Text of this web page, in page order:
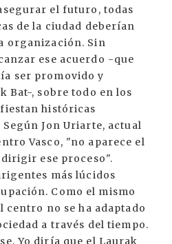
el futuro, todas
de la ciudad deberían
organización. Sin
ese acuerdo -que
ser promovido y
Bat-, sobre todo en los
históricas
Jon Uriarte, actual
Vasco, "no aparece el
ese proceso".
más lúcidos
Como el mismo
centro no se ha adaptado
a través del tiempo.
Yo diría que el Laurak